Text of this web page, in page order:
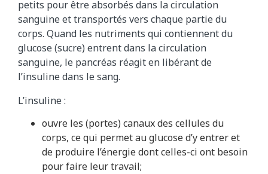
petits pour être absorbés dans la circulation
sanguine et transportés vers chaque partie du
corps. Quand les nutriments qui contiennent du
glucose (sucre) entrent dans la circulation
sanguine, le pancréas réagit en libérant de
l’insuline dans le sang.
L’insuline :
ouvre les (portes) canaux des cellules du
corps, ce qui permet au glucose d’y entrer et
de produire l’énergie dont celles-ci ont besoin
pour faire leur travail;